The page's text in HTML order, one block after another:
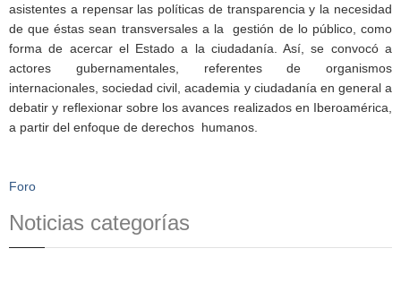
asistentes a repensar las políticas de transparencia y la necesidad
de que éstas sean transversales a la gestión de lo público, como
forma de acercar el Estado a la ciudadanía. Así, se convocó a
actores gubernamentales, referentes de organismos
internacionales, sociedad civil, academia y ciudadanía en general a
debatir y reflexionar sobre los avances realizados en Iberoamérica,
a partir del enfoque de derechos humanos.
Foro
Noticias categorías